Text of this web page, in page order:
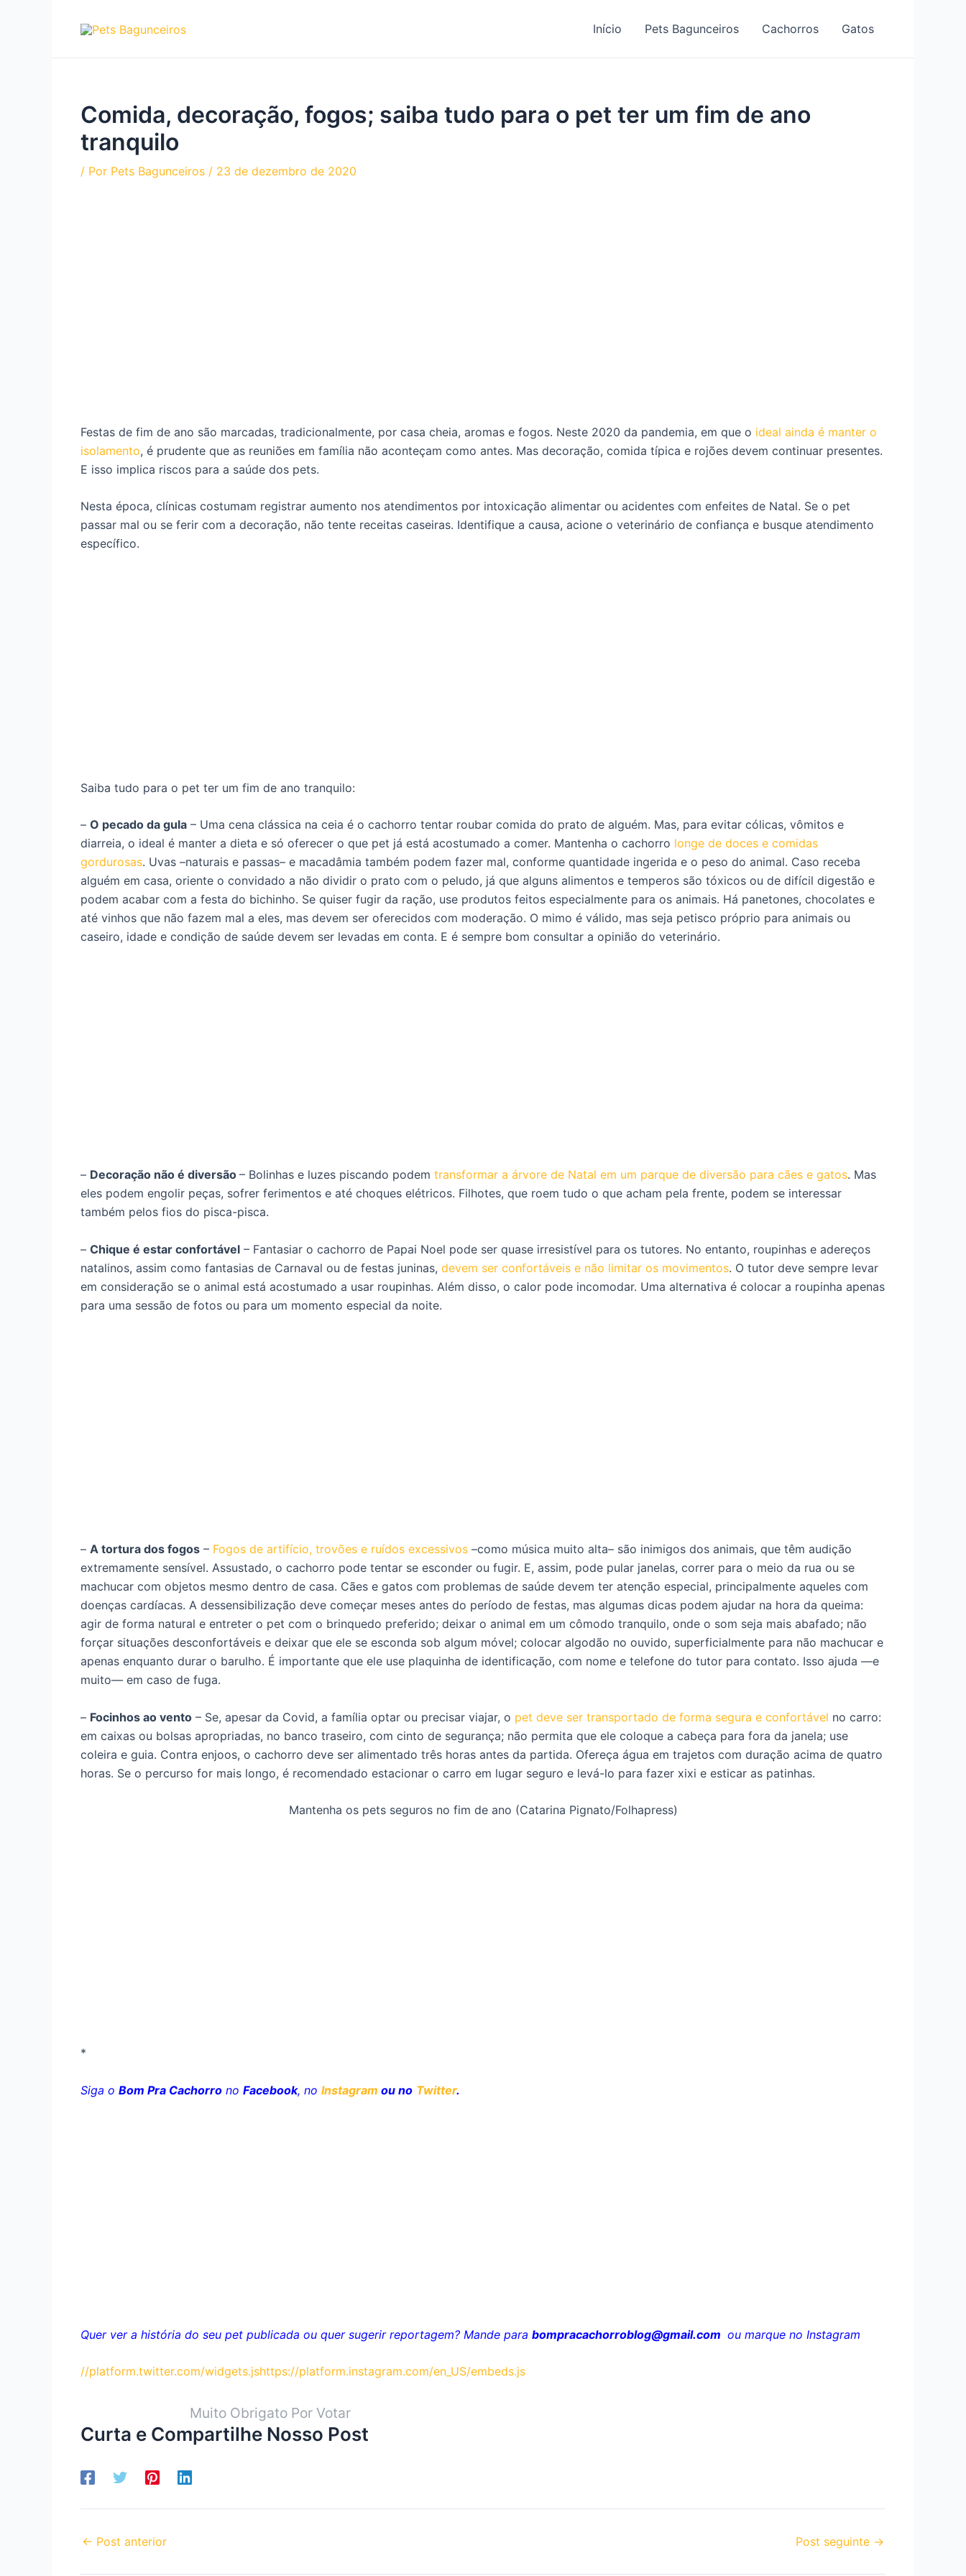
Início Pets Bagunceiros Cachorros Gatos
Comida, decoração, fogos; saiba tudo para o pet ter um fim de ano
tranquilo
/ Por Pets Bagunceiros / 23 de dezembro de 2020
Festas de fim de ano são marcadas, tradicionalmente, por casa cheia, aromas e fogos. Neste 2020 da pandemia, em que o ideal ainda é manter o
isolamento, é prudente que as reuniões em família não aconteçam como antes. Mas decoração, comida típica e rojões devem continuar presentes.
E isso implica riscos para a saúde dos pets.
Nesta época, clínicas costumam registrar aumento nos atendimentos por intoxicação alimentar ou acidentes com enfeites de Natal. Se o pet
passar mal ou se ferir com a decoração, não tente receitas caseiras. Identifique a causa, acione o veterinário de confiança e busque atendimento
específico.
Saiba tudo para o pet ter um fim de ano tranquilo:
– O pecado da gula – Uma cena clássica na ceia é o cachorro tentar roubar comida do prato de alguém. Mas, para evitar cólicas, vômitos e
diarreia, o ideal é manter a dieta e só oferecer o que pet já está acostumado a comer. Mantenha o cachorro longe de doces e comidas
gordurosas. Uvas –naturais e passas– e macadâmia também podem fazer mal, conforme quantidade ingerida e o peso do animal. Caso receba
alguém em casa, oriente o convidado a não dividir o prato com o peludo, já que alguns alimentos e temperos são tóxicos ou de difícil digestão e
podem acabar com a festa do bichinho. Se quiser fugir da ração, use produtos feitos especialmente para os animais. Há panetones, chocolates e
até vinhos que não fazem mal a eles, mas devem ser oferecidos com moderação. O mimo é válido, mas seja petisco próprio para animais ou
caseiro, idade e condição de saúde devem ser levadas em conta. E é sempre bom consultar a opinião do veterinário.
– Decoração não é diversão – Bolinhas e luzes piscando podem transformar a árvore de Natal em um parque de diversão para cães e gatos. Mas
eles podem engolir peças, sofrer ferimentos e até choques elétricos. Filhotes, que roem tudo o que acham pela frente, podem se interessar
também pelos fios do pisca-pisca.
– Chique é estar confortável – Fantasiar o cachorro de Papai Noel pode ser quase irresistível para os tutores. No entanto, roupinhas e adereços
natalinos, assim como fantasias de Carnaval ou de festas juninas, devem ser confortáveis e não limitar os movimentos. O tutor deve sempre levar
em consideração se o animal está acostumado a usar roupinhas. Além disso, o calor pode incomodar. Uma alternativa é colocar a roupinha apenas
para uma sessão de fotos ou para um momento especial da noite.
– A tortura dos fogos – Fogos de artifício, trovões e ruídos excessivos –como música muito alta– são inimigos dos animais, que têm audição
extremamente sensível. Assustado, o cachorro pode tentar se esconder ou fugir. E, assim, pode pular janelas, correr para o meio da rua ou se
machucar com objetos mesmo dentro de casa. Cães e gatos com problemas de saúde devem ter atenção especial, principalmente aqueles com
doenças cardíacas. A dessensibilização deve começar meses antes do período de festas, mas algumas dicas podem ajudar na hora da queima:
agir de forma natural e entreter o pet com o brinquedo preferido; deixar o animal em um cômodo tranquilo, onde o som seja mais abafado; não
forçar situações desconfortáveis e deixar que ele se esconda sob algum móvel; colocar algodão no ouvido, superficialmente para não machucar e
apenas enquanto durar o barulho. É importante que ele use plaquinha de identificação, com nome e telefone do tutor para contato. Isso ajuda —e
muito— em caso de fuga.
– Focinhos ao vento – Se, apesar da Covid, a família optar ou precisar viajar, o pet deve ser transportado de forma segura e confortável no carro:
em caixas ou bolsas apropriadas, no banco traseiro, com cinto de segurança; não permita que ele coloque a cabeça para fora da janela; use
coleira e guia. Contra enjoos, o cachorro deve ser alimentado três horas antes da partida. Ofereça água em trajetos com duração acima de quatro
horas. Se o percurso for mais longo, é recomendado estacionar o carro em lugar seguro e levá-lo para fazer xixi e esticar as patinhas.
Mantenha os pets seguros no fim de ano (Catarina Pignato/Folhapress)
*
Siga o Bom Pra Cachorro no Facebook, no Instagram ou no Twitter.
Quer ver a história do seu pet publicada ou quer sugerir reportagem? Mande para bompracachorroblog@gmail.com ou marque no Instagram
//platform.twitter.com/widgets.jshttps://platform.instagram.com/en_US/embeds.js
Muito Obrigato Por Votar
Curta e Compartilhe Nosso Post
← Post anterior Post seguinte →